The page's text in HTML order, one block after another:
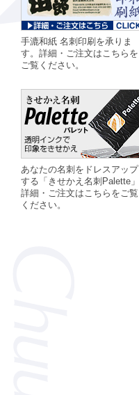
手漉和紙 名刺印刷を承りま
す。詳細・ご注文はこちらを
ご覧ください。
あなたの名刺をドレスアップ
する「きせかえ名刺Palette」
詳細・ご注文はこちらをご覧
ください。